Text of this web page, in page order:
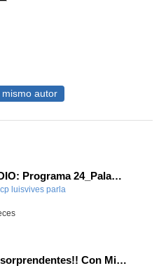
autor
VIVES LA RADIO: Programa 24_Palabras en ondas
luisvives parla
Curiosidades sorprendentes!! Con Miguel y Álex. Curso 2025/2026